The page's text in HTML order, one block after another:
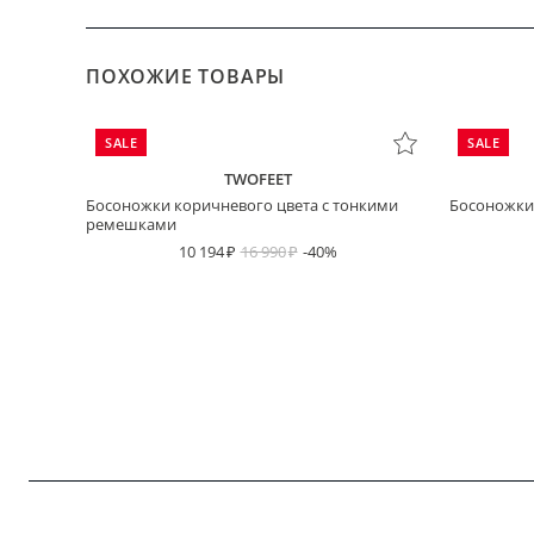
ПОХОЖИЕ ТОВАРЫ
SALE
TWOFEET
Босоножки коричневого цвета с тонкими
ремешками
10 194
16 990 -40%
SALE